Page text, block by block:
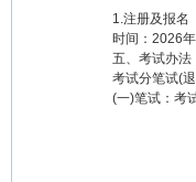
1.注册及报名
时间：2026
五、考试办法
考试分笔试(
(一)笔试：考